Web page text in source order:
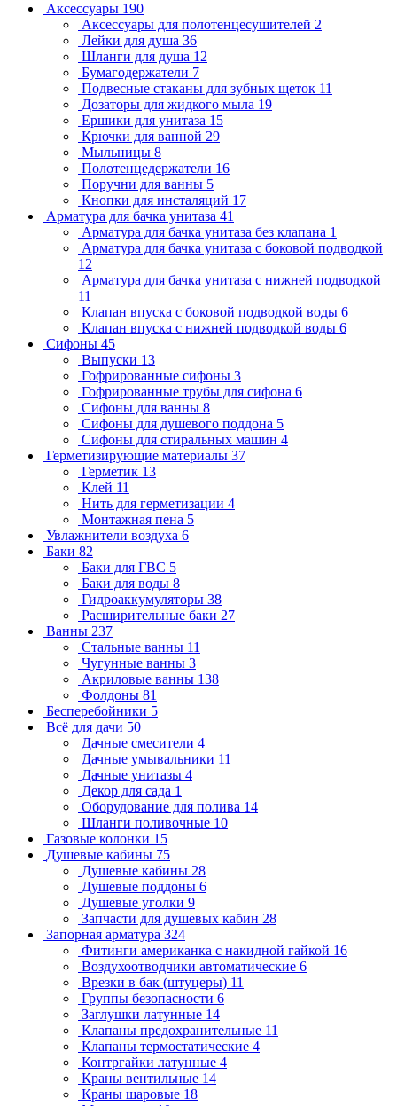
Аксессуары 190
Аксессуары для полотенцесушителей 2
Лейки для душа 36
Шланги для душа 12
Бумагодержатели 7
Подвесные стаканы для зубных щеток 11
Дозаторы для жидкого мыла 19
Ершики для унитаза 15
Крючки для ванной 29
Мыльницы 8
Полотенцедержатели 16
Поручни для ванны 5
Кнопки для инсталяций 17
Арматура для бачка унитаза 41
Арматура для бачка унитаза без клапана 1
Арматура для бачка унитаза с боковой подводкой
12
Арматура для бачка унитаза с нижней подводкой
11
Клапан впуска с боковой подводкой воды 6
Клапан впуска с нижней подводкой воды 6
Сифоны 45
Выпуски 13
Гофрированные сифоны 3
Гофрированные трубы для сифона 6
Сифоны для ванны 8
Сифоны для душевого поддона 5
Сифоны для стиральных машин 4
Герметизирующие материалы 37
Герметик 13
Клей 11
Нить для герметизации 4
Монтажная пена 5
Увлажнители воздуха 6
Баки 82
Баки для ГВС 5
Баки для воды 8
Гидроаккумуляторы 38
Расширительные баки 27
Ванны 237
Стальные ванны 11
Чугунные ванны 3
Акриловые ванны 138
Фолдоны 81
Бесперебойники 5
Всё для дачи 50
Дачные смесители 4
Дачные умывальники 11
Дачные унитазы 4
Декор для сада 1
Оборудование для полива 14
Шланги поливочные 10
Газовые колонки 15
Душевые кабины 75
Душевые кабины 28
Душевые поддоны 6
Душевые уголки 9
Запчасти для душевых кабин 28
Запорная арматура 324
Фитинги американка с накидной гайкой 16
Воздухоотводчики автоматические 6
Врезки в бак (штуцеры) 11
Группы безопасности 6
Заглушки латунные 14
Клапаны предохранительные 11
Клапаны термостатические 4
Контргайки латунные 4
Краны вентильные 14
Краны шаровые 18